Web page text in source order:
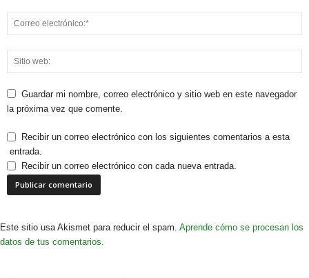
Guardar mi nombre, correo electrónico y sitio web en este navegador
la próxima vez que comente.
Recibir un correo electrónico con los siguientes comentarios a esta
entrada.
Recibir un correo electrónico con cada nueva entrada.
Este sitio usa Akismet para reducir el spam. Aprende cómo se procesan los
datos de tus comentarios.